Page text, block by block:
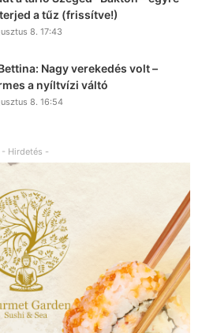
a tűz (frissítve!)
8. 17:43
Nagy verekedés volt –
a nyíltvízi váltó
8. 16:54
- Hirdetés -